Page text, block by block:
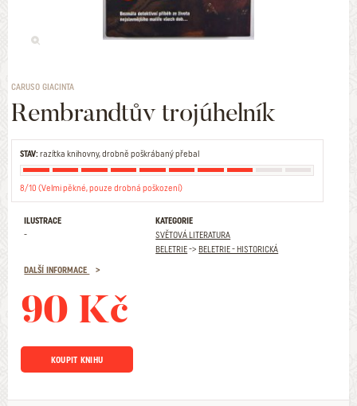
CARUSO GIACINTA
Rembrandtův trojúhelník
STAV:razítka knihovny, drobně poškrábaný přebal
8/10 (Velmi pěkné, pouze drobná poškození)
ILUSTRACE
-
KATEGORIE
SVĚTOVÁ LITERATURA
BELETRIE->BELETRIE - HISTORICKÁ
DALŠÍ INFORMACE
90 Kč
KOUPIT KNIHU